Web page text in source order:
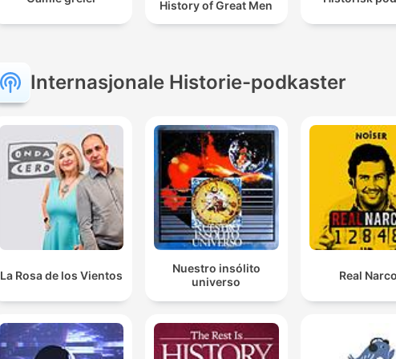
History of Great Men
Internasjonale Historie-podkaster
La Rosa de los Vientos
Nuestro insólito
universo
Real